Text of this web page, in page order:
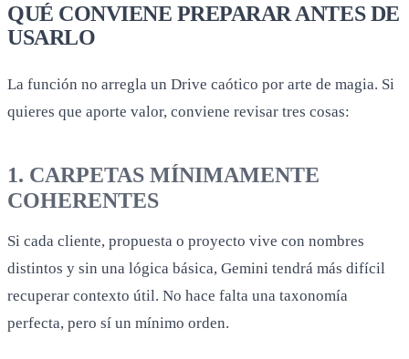
QUÉ CONVIENE PREPARAR ANTES DE
USARLO
La función no arregla un Drive caótico por arte de magia. Si
quieres que aporte valor, conviene revisar tres cosas:
1. CARPETAS MÍNIMAMENTE
COHERENTES
Si cada cliente, propuesta o proyecto vive con nombres
distintos y sin una lógica básica, Gemini tendrá más difícil
recuperar contexto útil. No hace falta una taxonomía
perfecta, pero sí un mínimo orden.